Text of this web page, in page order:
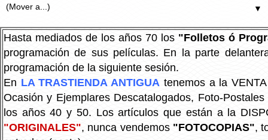
▼
Hasta mediados de los años 70 los "Folletos ó
programación de sus películas. En la parte
programación de la siguiente sesión.
En LA TRASTIENDA ANTIGUA tenemos a la
Ocasión y Ejemplares Descatalogados, Foto-
los años 40 y 50. Los artículos que están a la
"ORIGINALES", nunca vendemos "FOTOCOPIAS",